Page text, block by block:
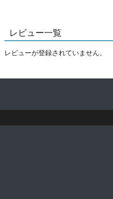
レビュー一覧
レビューが登録されていません。